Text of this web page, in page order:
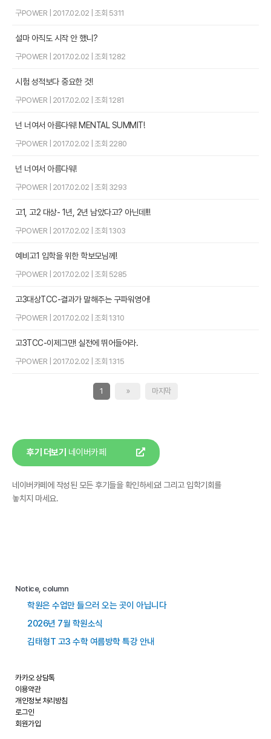
구POWER 2017.02.02 조회 5311
설마 아직도 시작 안 했니?
구POWER 2017.02.02 조회 1282
시험 성적보다 중요한 것!
구POWER 2017.02.02 조회 1281
넌 너여서 아름다워! MENTAL SUMMIT!
구POWER 2017.02.02 조회 2280
넌 너여서 아름다워!
구POWER 2017.02.02 조회 3293
고1, 고2 대상- 1년, 2년 남았다고? 아닌데!!!
구POWER 2017.02.02 조회 1303
예비고1 입학을 위한 학보모님께!
구POWER 2017.02.02 조회 5285
고3대상TCC-결과가 말해주는 구파워영어!
구POWER 2017.02.02 조회 1310
고3TCC-이제그만! 실전에 뛰어들어라.
구POWER 2017.02.02 조회 1315
1 » 마지막
후기 더보기 네이버카페
네이버카페에 작성된 모든 후기들을 확인하세요! 그리고 입학기회를
놓치지 마세요.
Notice, column
학원은 수업만 들으러 오는 곳이 아닙니다
2026년 7월 학원소식
김태형T 고3 수학 여름방학 특강 안내
카카오 상담톡
이용약관
개인정보 처리방침
로그인
회원가입